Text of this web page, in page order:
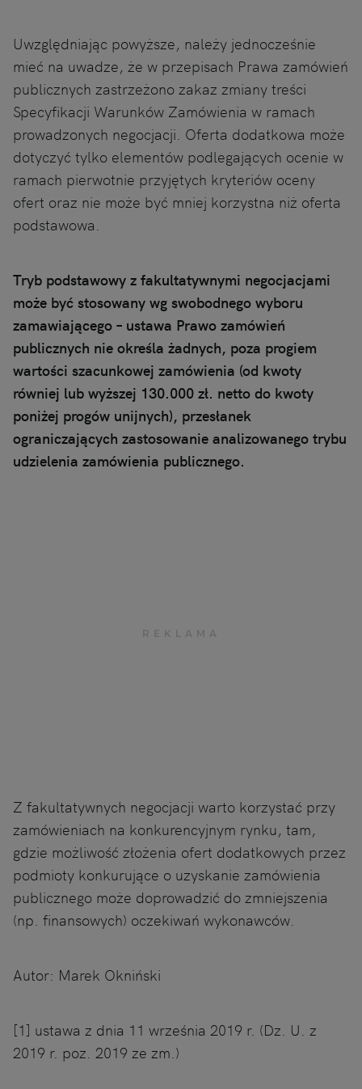
Uwzględniając powyższe, należy jednocześnie
mieć na uwadze, że w przepisach Prawa zamówień
publicznych zastrzeżono zakaz zmiany treści
Specyfikacji Warunków Zamówienia w ramach
prowadzonych negocjacji. Oferta dodatkowa może
dotyczyć tylko elementów podlegających ocenie w
ramach pierwotnie przyjętych kryteriów oceny
ofert oraz nie może być mniej korzystna niż oferta
podstawowa.
Tryb podstawowy z fakultatywnymi negocjacjami
może być stosowany wg swobodnego wyboru
zamawiającego – ustawa Prawo zamówień
publicznych nie określa żadnych, poza progiem
wartości szacunkowej zamówienia (od kwoty
równiej lub wyższej 130.000 zł. netto do kwoty
poniżej progów unijnych), przesłanek
ograniczających zastosowanie analizowanego trybu
udzielenia zamówienia publicznego.
Z fakultatywnych negocjacji warto korzystać przy
zamówieniach na konkurencyjnym rynku, tam,
gdzie możliwość złożenia ofert dodatkowych przez
podmioty konkurujące o uzyskanie zamówienia
publicznego może doprowadzić do zmniejszenia
(np. finansowych) oczekiwań wykonawców.
Autor: Marek Okniński
[1] ustawa z dnia 11 września 2019 r. (Dz. U. z
2019 r. poz. 2019 ze zm.)